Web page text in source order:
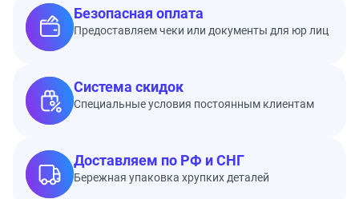
Безопасная оплата
Предоставляем чеки или документы для юр лиц
Система скидок
Специальные условия постоянным клиентам
Доставляем по РФ и СНГ
Бережная упаковка хрупких деталей